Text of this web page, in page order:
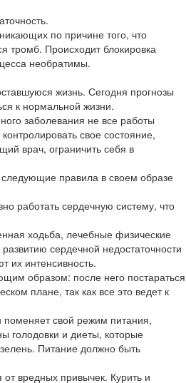
по причине того, что
тромб. Происходит блокировка
необратимы.
жизнь. Сегодня прогнозы
к нормальной жизни.
заболевания не все работы
свое состояние,
врач, ограничить себя в
следующие правила в своем образе
работать сердечную систему, что
ходьба, лечебные физические
сердечной недостаточности
их интенсивность.
образом: после него постараться
плане, так как все это ведет к
поменяет свой режим питания,
голодовки и диеты, которые
Питание должно быть
вредных привычек. Курить и